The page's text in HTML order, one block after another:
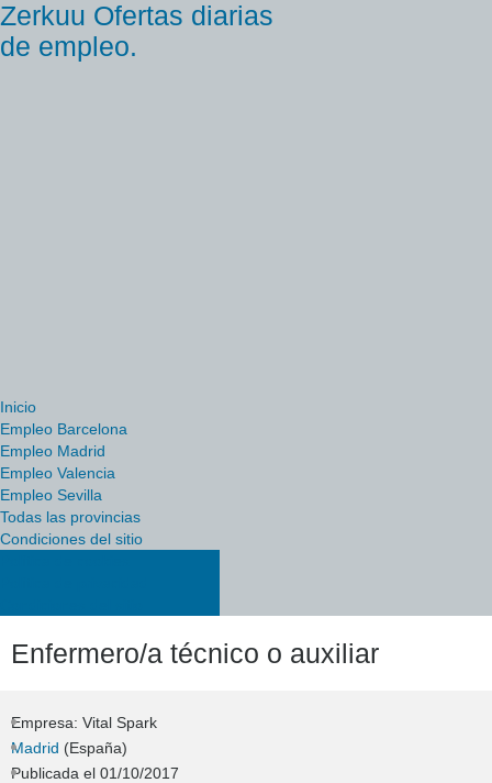
Zerkuu Ofertas diarias
de empleo.
Inicio
Empleo Barcelona
Empleo Madrid
Empleo Valencia
Empleo Sevilla
Todas las provincias
Condiciones del sitio
Enfermero/a técnico o auxiliar
Empresa: Vital Spark
Madrid (España)
Publicada el 01/10/2017